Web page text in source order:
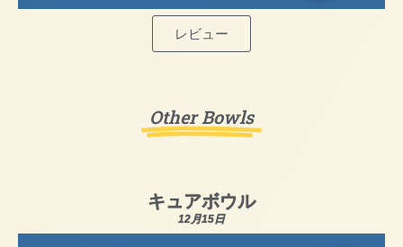
レビュー
Other Bowls
キュアボウル
12月15日